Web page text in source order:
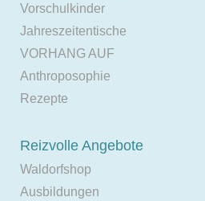
Vorschulkinder
Jahreszeitentische
VORHANG AUF
Anthroposophie
Rezepte
Reizvolle Angebote
Waldorfshop
Ausbildungen